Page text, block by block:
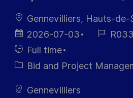
Ort
Gennevilliers, Hauts-de-
Datum der
Veröffentlichung
2026-07-03
Job-
Einstellunngstyp
Full time
Kategorie
Bid and Project
Gennevilliers